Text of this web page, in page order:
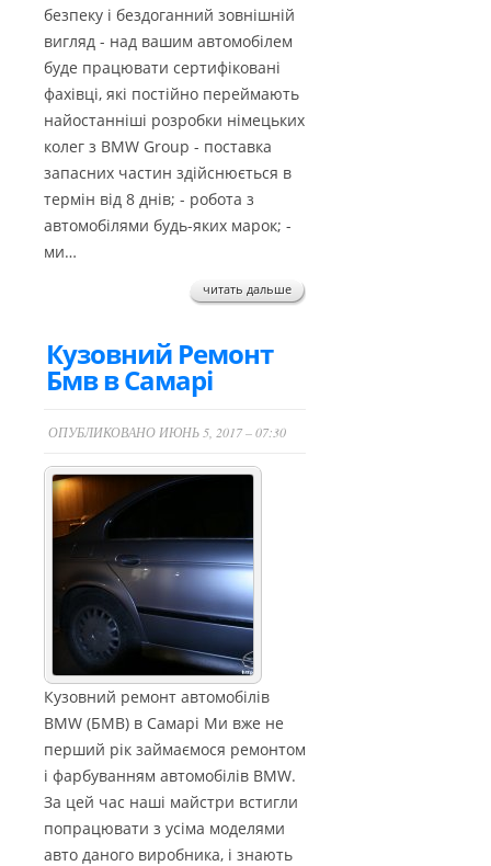
безпеку і бездоганний зовнішній
вигляд - над вашим автомобілем
буде працювати сертифіковані
фахівці, які постійно переймають
найостанніші розробки німецьких
колег з BMW Group - поставка
запасних частин здійснюється в
термін від 8 днів; - робота з
автомобілями будь-яких марок; -
ми…
читать дальше
Кузовний Ремонт
Бмв в Самарі
ОПУБЛИКОВАНО ИЮНЬ 5, 2017 – 07:30
Кузовний ремонт автомобілів
BMW (БМВ) в Самарі Ми вже не
перший рік займаємося ремонтом
і фарбуванням автомобілів BMW.
За цей час наші майстри встигли
попрацювати з усіма моделями
авто даного виробника, і знають